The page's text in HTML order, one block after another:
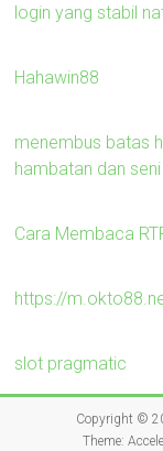
login yang stabil
Hahawin88
menembus batas
hambatan dan
Cara Membaca
https://
slot pragmatic
Copyright ©
Theme: